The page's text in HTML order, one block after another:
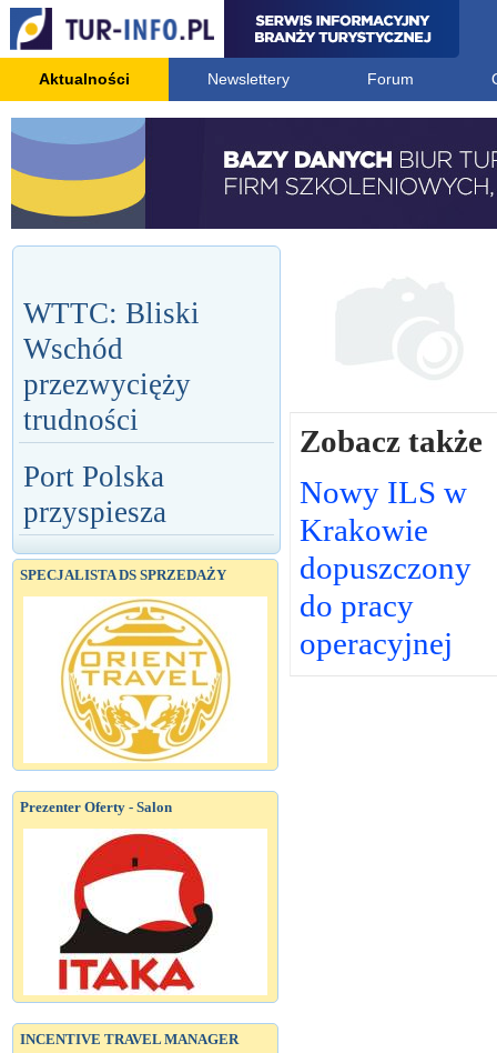
Aktualności Newslettery Forum
WTTC: Bliski
Wschód
przezwycięży
trudności
Port Polska
przyspiesza
SPECJALISTA DS SPRZEDAŻY
Prezenter Oferty - Salon
INCENTIVE TRAVEL MANAGER
Zobacz także
Nowy ILS w
Krakowie
dopuszczony
do pracy
operacyjnej